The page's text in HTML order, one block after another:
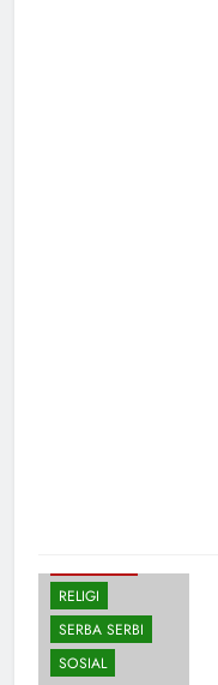
RELIGI
SERBA SERBI
SOSIAL